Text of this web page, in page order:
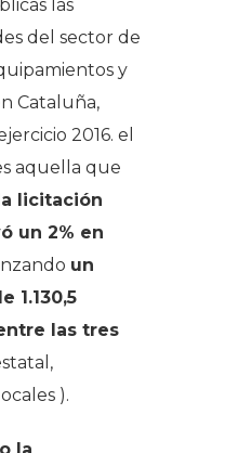
las
del sector de
y
Cataluña,
2016. el
aquella que
licitación
un 2% en
un
1.130,5
las tres
).